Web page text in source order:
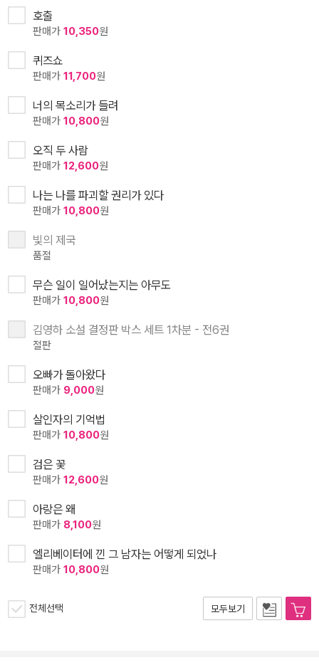
호출
판매가 10,350원
퀴즈쇼
판매가 11,700원
너의 목소리가 들려
판매가 10,800원
오직 두 사람
판매가 12,600원
나는 나를 파괴할 권리가 있다
판매가 10,800원
빛의 제국
품절
무슨 일이 일어났는지는 아무도
판매가 10,800원
김영하 소설 결정판 박스 세트 1차분 - 전6권
절판
오빠가 돌아왔다
판매가 9,000원
살인자의 기억법
판매가 10,800원
검은 꽃
판매가 12,600원
아랑은 왜
판매가 8,100원
엘리베이터에 낀 그 남자는 어떻게 되었나
판매가 10,800원
전체선택 모두보기